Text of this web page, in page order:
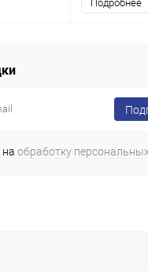
Подробнее
на обработку